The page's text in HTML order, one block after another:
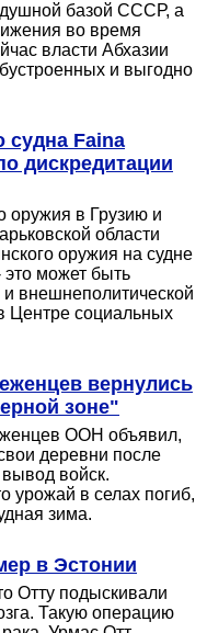
базой СССР, а
во время
власти Абхазии
и выгодно
судна Faina
дискредитации
оружия в Грузию и
области
оружия на судне
может быть
внешнеполитической
Центре социальных
вернулись
зоне"
ООН объявил,
деревни после
вывод войск.
урожай в селах погиб,
зима.
в Эстонии
Отту подыскивали
Такую операцию